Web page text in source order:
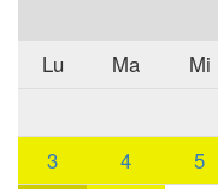
Lu
Ma Mi
3
4 5